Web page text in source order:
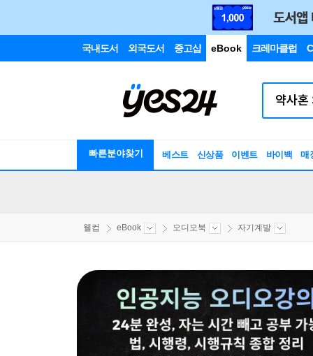
국내도서 외국도서 중고샵 eBook 크레마클럽
빠른분야찾기 베스트 신상품 이벤트 바이백 매
웰컴 eBook 오디오북 자기계발